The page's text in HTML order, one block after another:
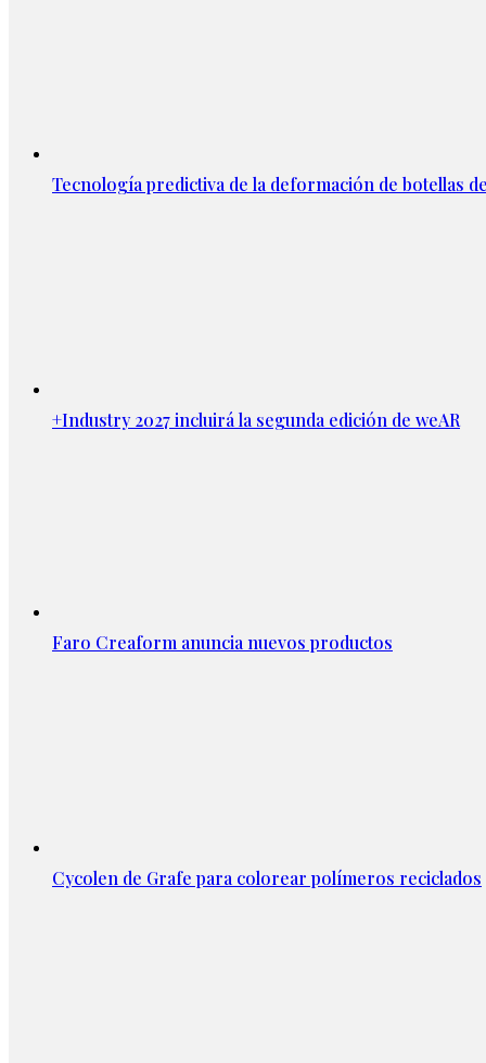
Tecnología predictiva de la deformación de botellas
+Industry 2027 incluirá la segunda edición de weAR
Faro Creaform anuncia nuevos productos
Cycolen de Grafe para colorear polímeros reciclados